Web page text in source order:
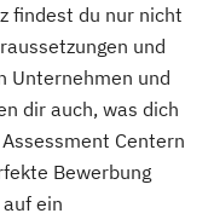
findest du nur nicht
und
Unternehmen und
dir auch, was dich
Centern
Bewerbung
ein